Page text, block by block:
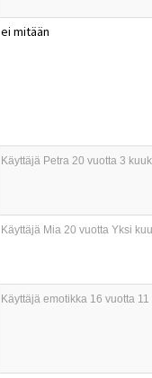
ei mitään
Käyttäjä Petra 20 vuotta 3
Käyttäjä Mia 20 vuotta Yksi
Käyttäjä emotikka 16 vuotta